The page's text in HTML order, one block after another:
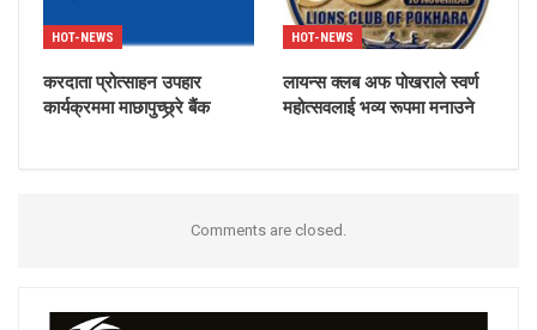
HOT-NEWS
करदाता प्रोत्साहन उपहार
कार्यक्रममा माछापुच्छ्र्रे बैंक
HOT-NEWS
लायन्स क्लब अफ पोखराले स्वर्ण
महोत्सवलाई भव्य रूपमा मनाउने
Comments are closed.